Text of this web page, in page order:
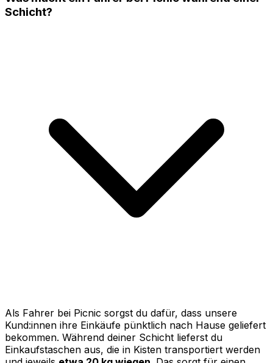
Schicht?
Als Fahrer bei Picnic sorgst du dafür, dass unsere
Kund:innen ihre Einkäufe pünktlich nach Hause geliefert
bekommen. Während deiner Schicht lieferst du
Einkaufstaschen aus, die in Kisten transportiert werden